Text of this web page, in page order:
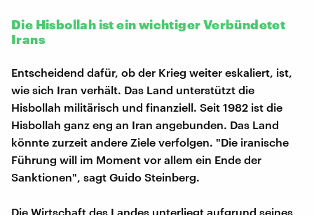
Die Hisbollah ist ein wichtiger Verbündetet
Irans
Entscheidend dafür, ob der Krieg weiter eskaliert, ist,
wie sich Iran verhält. Das Land unterstützt die
Hisbollah militärisch und finanziell. Seit 1982 ist die
Hisbollah ganz eng an Iran angebunden. Das Land
könnte zurzeit andere Ziele verfolgen. "Die iranische
Führung will im Moment vor allem ein Ende der
Sanktionen", sagt Guido Steinberg.
Die Wirtschaft des Landes unterliegt aufgrund seines